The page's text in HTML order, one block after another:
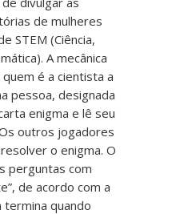
de mulheres
STEM (Ciência,
A mecânica
é a cientista a
pessoa, designada
enigma e lê seu
outros jogadores
o enigma. O
perguntas com
de acordo com a
termina quando